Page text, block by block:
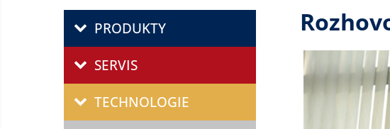
PRODUKTY
SERVIS
TECHNOLOGIE